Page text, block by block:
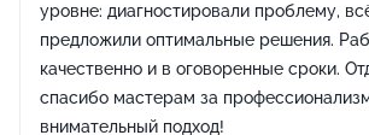
уровне: диагностировали проблему,
предложили оптимальные решения.
качественно и в оговоренные сроки.
спасибо мастерам за
внимательный подход!